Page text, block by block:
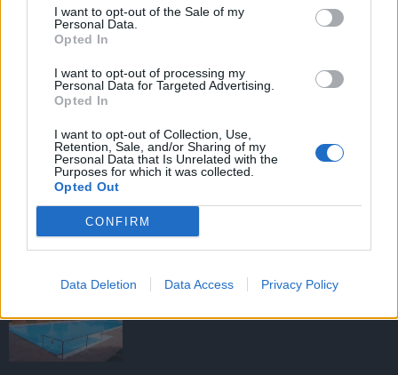
I want to opt-out of the Sale of my
Personal Data.
Opted In
I want to opt-out of processing my
Personal Data for Targeted Advertising.
Opted In
I want to opt-out of Collection, Use,
Retention, Sale, and/or Sharing of my
Personal Data that Is Unrelated with the
Purposes for which it was collected.
Opted Out
CONFIRM
Data Deletion Data Access Privacy Policy
HIRDETÉS
HIRDETÉS
LEGOLVASOTTABB
Tizenöt hegedűkészítő-mester mutatja
be munkáját Budán
Megújult és újranyitott a gödöllői